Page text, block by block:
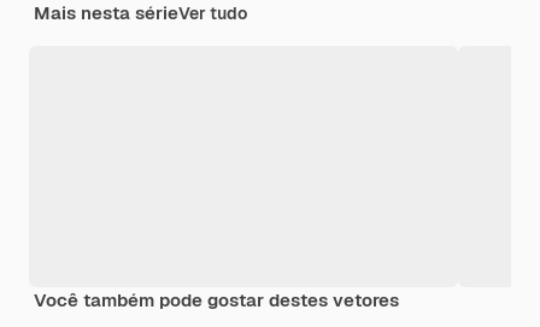
Mais nesta sérieVer tudo
Você também pode gostar destes vetores